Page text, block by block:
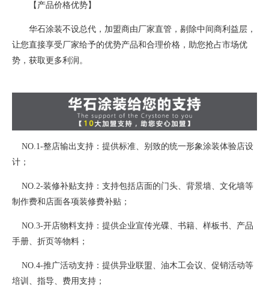
【产品价格优势】
华石涂装不设总代，加盟商由厂家直管，剔除中间商利益层，
让您直接享受厂家给予的优势产品和合理价格，助您抢占市场优
势，获取更多利润。
NO.1-整店输出支持：提供标准、别致的统一形象涂装体验店设
计；
NO.2-装修补贴支持：支持包括店面的门头、背景墙、文化墙等
制作费和店面各项装修费补贴；
NO.3-开店物料支持：提供企业宣传光碟、书籍、样板书、产品
手册、折页等物料；
NO.4-推广活动支持：提供异业联盟、油木工会议、促销活动等
培训、指导、费用支持；